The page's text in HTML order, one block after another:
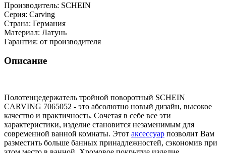
Производитель: SСHEIN
Серия: Carving
Страна: Германия
Материал: Латунь
Гарантия: от производителя
Описание
Полотенцедержатель тройной поворотный SCHEIN
CARVING 7065052 - это абсолютно новый дизайн, высокое
качество и практичность. Сочетая в себе все эти
характеристики, изделие становится незаменимым для
современной ванной комнаты. Этот аксессуар позволит Вам
разместить больше банных принадлежностей, сэкономив при